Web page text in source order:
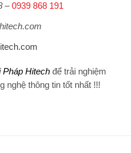
–0939 868 191
Pháp Hitech để trải nghiệm
nghệ thông tin tốt nhất !!!